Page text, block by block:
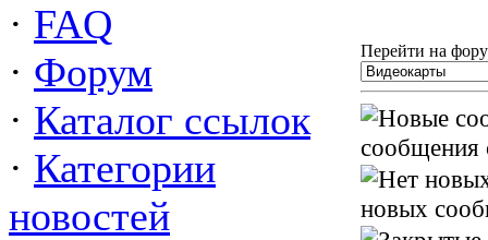
· FAQ
· Форум
· Каталог ссылок
· Категории
новостей
Перейти на
сообщения
новых